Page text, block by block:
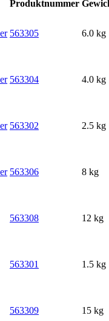
Produktnummer
563305 6.0 kg
563304 4.0 kg
563302 2.5 kg
563306 8 kg
563308 12 kg
563301 1.5 kg
563309 15 kg